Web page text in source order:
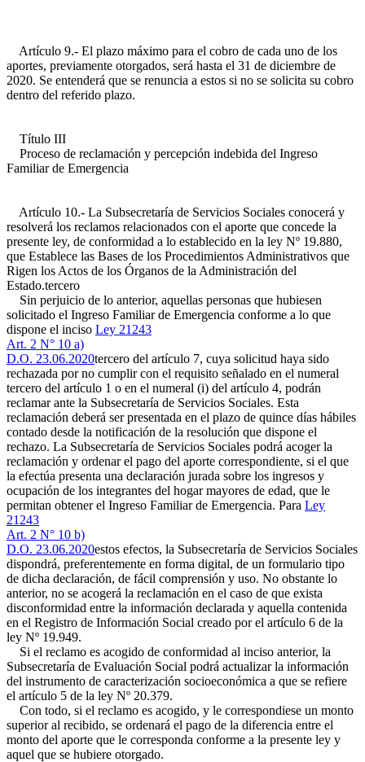
Artículo 9.- El plazo máximo para el cobro de cada uno de los
aportes, previamente otorgados, será hasta el 31 de diciembre de
2020. Se entenderá que se renuncia a estos si no se solicita su cobro
dentro del referido plazo.
Título III
Proceso de reclamación y percepción indebida del Ingreso
Familiar de Emergencia
Artículo 10.- La Subsecretaría de Servicios Sociales conocerá y
resolverá los reclamos relacionados con el aporte que concede la
presente ley, de conformidad a lo establecido en la ley Nº 19.880,
que Establece las Bases de los Procedimientos Administrativos que
Rigen los Actos de los Órganos de la Administración del
Estado.tercero
Sin perjuicio de lo anterior, aquellas personas que hubiesen
solicitado el Ingreso Familiar de Emergencia conforme a lo que
dispone el inciso Ley 21243
Art. 2 N° 10 a)
D.O. 23.06.2020tercero del artículo 7, cuya solicitud haya sido
rechazada por no cumplir con el requisito señalado en el numeral
tercero del artículo 1 o en el numeral (i) del artículo 4, podrán
reclamar ante la Subsecretaría de Servicios Sociales. Esta
reclamación deberá ser presentada en el plazo de quince días hábiles
contado desde la notificación de la resolución que dispone el
rechazo. La Subsecretaría de Servicios Sociales podrá acoger la
reclamación y ordenar el pago del aporte correspondiente, si el que
la efectúa presenta una declaración jurada sobre los ingresos y
ocupación de los integrantes del hogar mayores de edad, que le
permitan obtener el Ingreso Familiar de Emergencia. Para Ley
21243
Art. 2 N° 10 b)
D.O. 23.06.2020estos efectos, la Subsecretaría de Servicios Sociales
dispondrá, preferentemente en forma digital, de un formulario tipo
de dicha declaración, de fácil comprensión y uso. No obstante lo
anterior, no se acogerá la reclamación en el caso de que exista
disconformidad entre la información declarada y aquella contenida
en el Registro de Información Social creado por el artículo 6 de la
ley Nº 19.949.
Si el reclamo es acogido de conformidad al inciso anterior, la
Subsecretaría de Evaluación Social podrá actualizar la información
del instrumento de caracterización socioeconómica a que se refiere
el artículo 5 de la ley Nº 20.379.
Con todo, si el reclamo es acogido, y le correspondiese un monto
superior al recibido, se ordenará el pago de la diferencia entre el
monto del aporte que le corresponda conforme a la presente ley y
aquel que se hubiere otorgado.